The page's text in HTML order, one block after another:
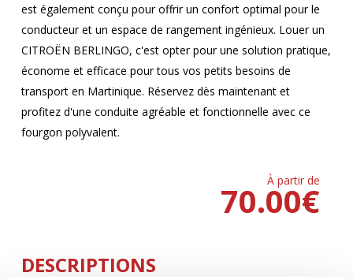
est également conçu pour offrir un confort optimal pour le
conducteur et un espace de rangement ingénieux. Louer un
CITROËN BERLINGO, c'est opter pour une solution pratique,
économe et efficace pour tous vos petits besoins de
transport en Martinique. Réservez dès maintenant et
profitez d'une conduite agréable et fonctionnelle avec ce
fourgon polyvalent.
À partir de
€
70.00
DESCRIPTIONS